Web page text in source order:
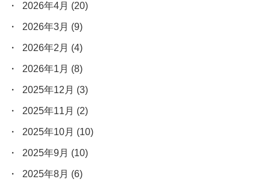
2026年4月 (20)
2026年3月 (9)
2026年2月 (4)
2026年1月 (8)
2025年12月 (3)
2025年11月 (2)
2025年10月 (10)
2025年9月 (10)
2025年8月 (6)